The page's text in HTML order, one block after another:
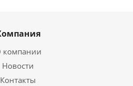
компании
Новости
Контакты